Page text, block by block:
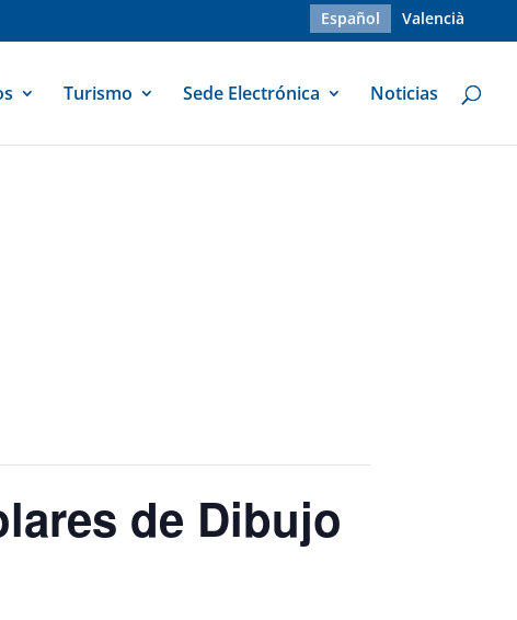
Español Valencià
Turismo Sede Electrónica Noticias
de Dibujo